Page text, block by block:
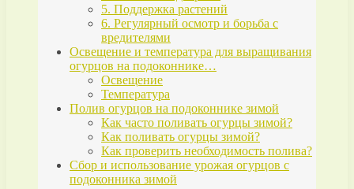
5. Поддержка растений
6. Регулярный осмотр и борьба с
вредителями
Освещение и температура для выращивания
огурцов на подоконнике…
Освещение
Температура
Полив огурцов на подоконнике зимой
Как часто поливать огурцы зимой?
Как поливать огурцы зимой?
Как проверить необходимость полива?
Сбор и использование урожая огурцов с
подоконника зимой